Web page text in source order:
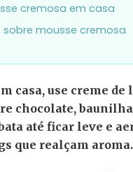
cremosa em casa
sobre mousse cremosa
casa, use creme
chocolate,
até ficar leve e
que realçam aroma.